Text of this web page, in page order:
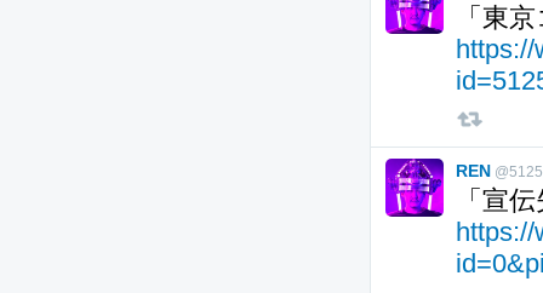
「東
https://
REN
「宣
https://